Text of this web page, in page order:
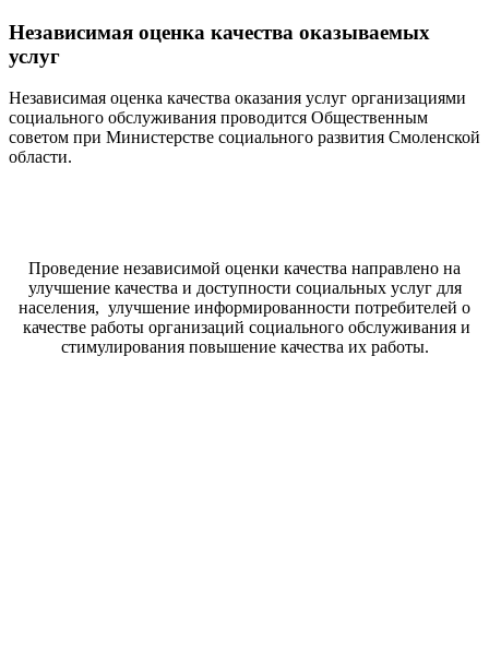
Независимая оценка качества оказываемых
услуг
Независимая оценка качества оказания услуг организациями
социального обслуживания проводится Общественным
советом при Министерстве социального развития Смоленской
области.
Проведение независимой оценки качества направлено на
улучшение качества и доступности социальных услуг для
населения, улучшение информированности потребителей о
качестве работы организаций социального обслуживания и
стимулирования повышение качества их работы.